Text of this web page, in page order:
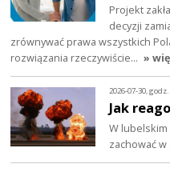
Projekt
decyzji
zrównywać prawa wszystkich
rozwiązania rzeczywiście… »
2026-07-30,
Jak
W lubelskim
zachować